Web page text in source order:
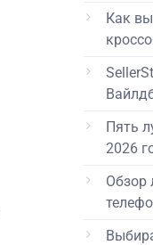
Как
Пять
2026
Обзор